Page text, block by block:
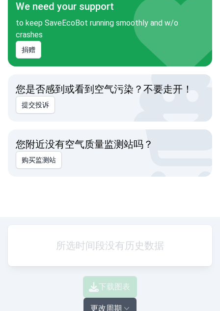
We need your support
to keep SaveEcoBot running smoothly and w/o
crashes
捐赠
您是否感到或看到空气污染？不要走开！
提交投诉
您附近没有空气质量监测站吗？
购买监测站
所选时间段没有历史数据
下载图表
更改周期